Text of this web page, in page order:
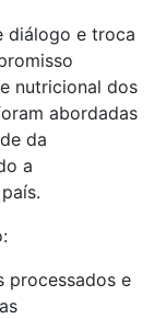
diálogo e troca
nutricional dos
abordadas
da
a
processados e